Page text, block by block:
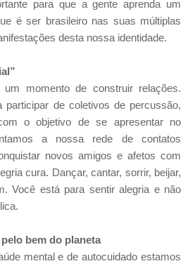
para que a gente aprenda um
é ser brasileiro nas suas múltiplas
desta nossa identidade.
momento de construir relações.
participar de coletivos de percussão,
o objetivo de se apresentar no
a nossa rede de contatos
novos amigos e afetos com
cura. Dançar, cantar, sorrir, beijar,
Você está para sentir alegria e não
bem do planeta
mental e de autocuidado estamos